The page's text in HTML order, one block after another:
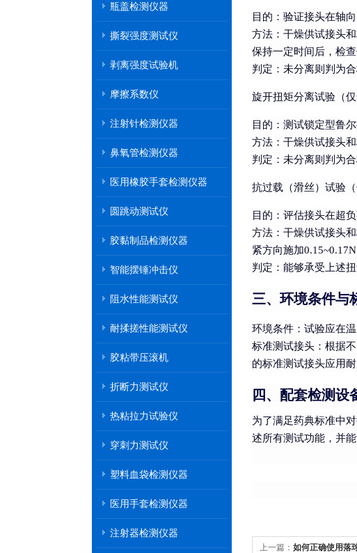
瓶盖检测仪器
撕裂强度测试仪
剥离强度试验机
摩擦系数仪
注射针检测仪器
鼻氧管检测仪器
医用橡胶手套检测仪器
圆跳动测试仪
胶黏制品检测仪器
智能摆锤冲击仪
阻水性能测试仪
耐揉搓性能测试仪
胶粘带压滚机
折断力测试仪
热粘拉力试验仪
穿刺力测试仪
塑料血袋检测仪器
医用手套检测仪器
注射器检测仪器
目的 ：验证接头在轴
方法 ：干燥供试接头
保持一定时间后，检
判定 ：未分离则判为合
旋开扭矩分离试验（
目的 ：测试锁定型鲁
方法 ：干燥供试接头
判定 ：未分离则判为合
抗过载（滑丝）试验
目的 ：评估接头在超
方法 ：干燥供试接头
紧方向施加
判定 ：能够承受上述
三、环境条件与
环境条件 ：试验应在
标准测试接头 ：根据
的标准测试接头应用
四、配套检测设
为了满足药典标准中
述所有测试功能，并
上一篇： 如何正确使用落